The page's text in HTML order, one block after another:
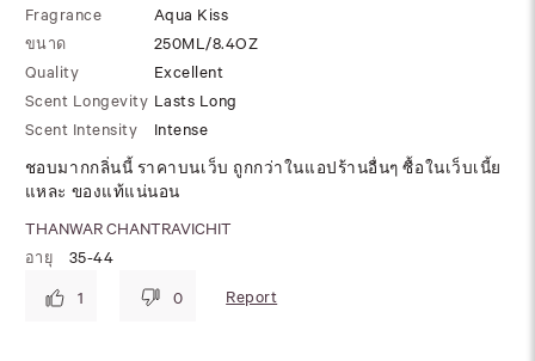
Fragrance
Aqua Kiss
ขนาด
250ML/8.4OZ
Quality
Excellent
Scent Longevity Lasts Long
Scent Intensity
Intense
ชอบมากกลิ่นนี้ ราคาบนเว็บ ถูกกว่าในแอปร้านอื่นๆ ซื้อในเว็บเนี้ย
แหละ ของแท้แน่นอน
THANWAR CHANTRAVICHIT
อายุ
35-44
1
0 Report